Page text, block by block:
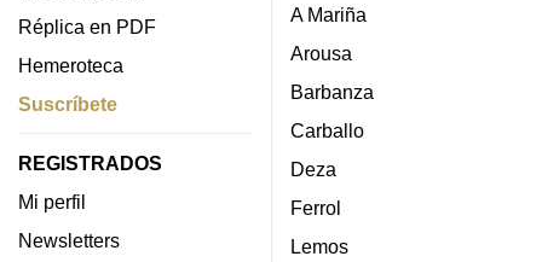
Réplica en PDF
Hemeroteca
Suscríbete
REGISTRADOS
Mi perfil
Newsletters
A Mariña
Arousa
Barbanza
Carballo
Deza
Ferrol
Lemos